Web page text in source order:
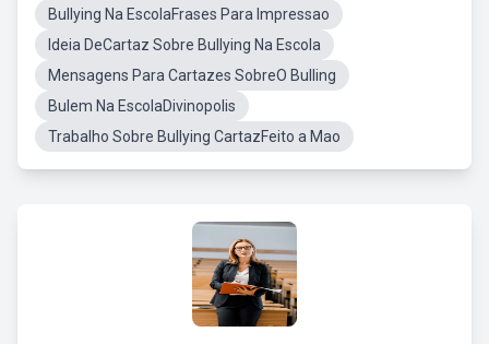
Bullying Na EscolaFrases Para Impressao
Ideia DeCartaz Sobre Bullying Na Escola
Mensagens Para Cartazes SobreO Bulling
Bulem Na EscolaDivinopolis
Trabalho Sobre Bullying CartazFeito a Mao